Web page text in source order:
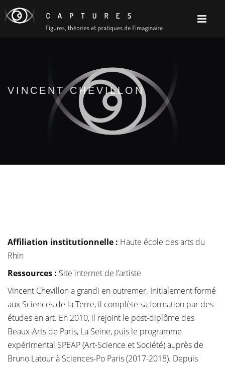
VINCENT CHEVILLON
Affiliation institutionnelle : Haute école des arts du
Rhin
Ressources : Site internet de l’artiste
Vincent Chevillon a grandi en outremer. Initialement formé
aux Sciences de la Terre, il complète sa formation par des
études en art. En 2010, il rejoint le post-diplôme des
Beaux-Arts de Paris, La Seine, puis le programme
expérimental SPEAP (Art-Science et Société) auprès de
Bruno Latour à Sciences-Po Paris (2017-2018). Depuis